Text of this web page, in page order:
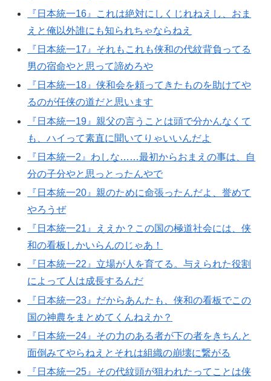
『日本統一16』これは絶対にしくじれねえし、おま
えと俺以外誰にも知られちゃならねえ
『日本統一17』それもこれも侠和の代紋背負ってる
男の宿命やと思って諦めろや
『日本統一18』侠和会を頼ってきたものを助けてや
るのが任侠の道だと思います
『日本統一19』親父の言うことは頭で分かんなくて
も、ハイって素直に聞いてりゃいいんだよ
『日本統一2』わしな……最初からおまえの事は、自
分の子分やと思っとったんやで
『日本統一20』親のために命張ったんだよ、誉めて
やろうぜ
『日本統一21』ええか？この国の極道社会には、侠
和の看板しかいらんのじゃあ！
『日本統一22』立場が人を育てる。与えられた役割
によって人は成長するんだ
『日本統一23』だからあんたも、侠和の看板でこの
国の神農をまとめてくんねえか？
『日本統一24』その力のある者が下の者をきちんと
面倒みてやらねえとそれは組織の崩壊に繋がる
『日本統一25』その代紋頭が狙われたってことは侠